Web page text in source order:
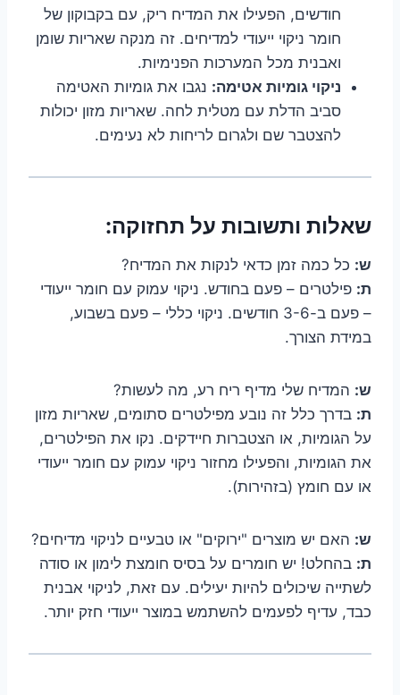
חודשים, הפעילו את המדיח ריק, עם בקבוקון של
חומר ניקוי ייעודי למדיחים. זה מנקה שאריות שומן
ואבנית מכל המערכות הפנימיות.
ניקוי גומיות אטימה: נגבו את גומיות האטימה
סביב הדלת עם מטלית לחה. שאריות מזון יכולות
להצטבר שם ולגרום לריחות לא נעימים.
שאלות ותשובות על תחזוקה:
ש: כל כמה זמן כדאי לנקות את המדיח?
ת: פילטרים – פעם בחודש. ניקוי עמוק עם חומר ייעודי
– פעם ב-3-6 חודשים. ניקוי כללי – פעם בשבוע,
במידת הצורך.
ש: המדיח שלי מדיף ריח רע, מה לעשות?
ת: בדרך כלל זה נובע מפילטרים סתומים, שאריות מזון
על הגומיות, או הצטברות חיידקים. נקו את הפילטרים,
את הגומיות, והפעילו מחזור ניקוי עמוק עם חומר ייעודי
או עם חומץ (בזהירות).
ש: האם יש מוצרים "ירוקים" או טבעיים לניקוי מדיחים?
ת: בהחלט! יש חומרים על בסיס חומצת לימון או סודה
לשתייה שיכולים להיות יעילים. עם זאת, לניקוי אבנית
כבד, עדיף לפעמים להשתמש במוצר ייעודי חזק יותר.